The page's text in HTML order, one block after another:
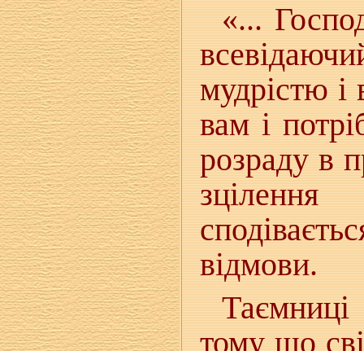
«...
мудрістю
вам і
розраду в
відмови.
тому що